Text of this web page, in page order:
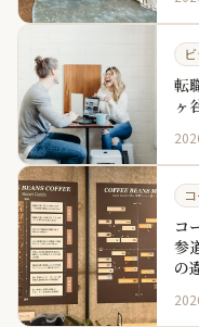
転
ヶ
コ
参
の